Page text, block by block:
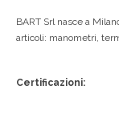
BART Srl nasce a
articoli: manometri,
Certificazioni: